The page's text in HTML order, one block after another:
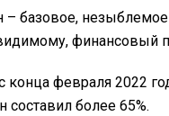
– базовое,
финансовый
конца февраля 2022
составил более 65%.